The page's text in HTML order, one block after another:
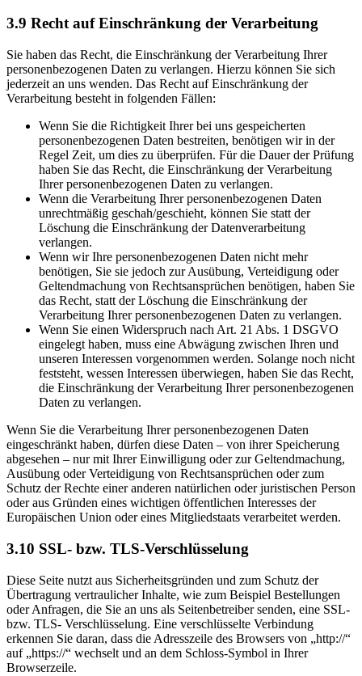
3.9 Recht auf Einschränkung der Verarbeitung
Sie haben das Recht, die Einschränkung der Verarbeitung Ihrer
personenbezogenen Daten zu verlangen. Hierzu können Sie sich
jederzeit an uns wenden. Das Recht auf Einschränkung der
Verarbeitung besteht in folgenden Fällen:
Wenn Sie die Richtigkeit Ihrer bei uns gespeicherten
personenbezogenen Daten bestreiten, benötigen wir in der
Regel Zeit, um dies zu überprüfen. Für die Dauer der Prüfung
haben Sie das Recht, die Einschränkung der Verarbeitung
Ihrer personenbezogenen Daten zu verlangen.
Wenn die Verarbeitung Ihrer personenbezogenen Daten
unrechtmäßig geschah/geschieht, können Sie statt der
Löschung die Einschränkung der Datenverarbeitung
verlangen.
Wenn wir Ihre personenbezogenen Daten nicht mehr
benötigen, Sie sie jedoch zur Ausübung, Verteidigung oder
Geltendmachung von Rechtsansprüchen benötigen, haben Sie
das Recht, statt der Löschung die Einschränkung der
Verarbeitung Ihrer personenbezogenen Daten zu verlangen.
Wenn Sie einen Widerspruch nach Art. 21 Abs. 1 DSGVO
eingelegt haben, muss eine Abwägung zwischen Ihren und
unseren Interessen vorgenommen werden. Solange noch nicht
feststeht, wessen Interessen überwiegen, haben Sie das Recht,
die Einschränkung der Verarbeitung Ihrer personenbezogenen
Daten zu verlangen.
Wenn Sie die Verarbeitung Ihrer personenbezogenen Daten
eingeschränkt haben, dürfen diese Daten – von ihrer Speicherung
abgesehen – nur mit Ihrer Einwilligung oder zur Geltendmachung,
Ausübung oder Verteidigung von Rechtsansprüchen oder zum
Schutz der Rechte einer anderen natürlichen oder juristischen Person
oder aus Gründen eines wichtigen öffentlichen Interesses der
Europäischen Union oder eines Mitgliedstaats verarbeitet werden.
3.10 SSL- bzw. TLS-Verschlüsselung
Diese Seite nutzt aus Sicherheitsgründen und zum Schutz der
Übertragung vertraulicher Inhalte, wie zum Beispiel Bestellungen
oder Anfragen, die Sie an uns als Seitenbetreiber senden, eine SSL-
bzw. TLS- Verschlüsselung. Eine verschlüsselte Verbindung
erkennen Sie daran, dass die Adresszeile des Browsers von „http://“
auf „https://“ wechselt und an dem Schloss-Symbol in Ihrer
Browserzeile.